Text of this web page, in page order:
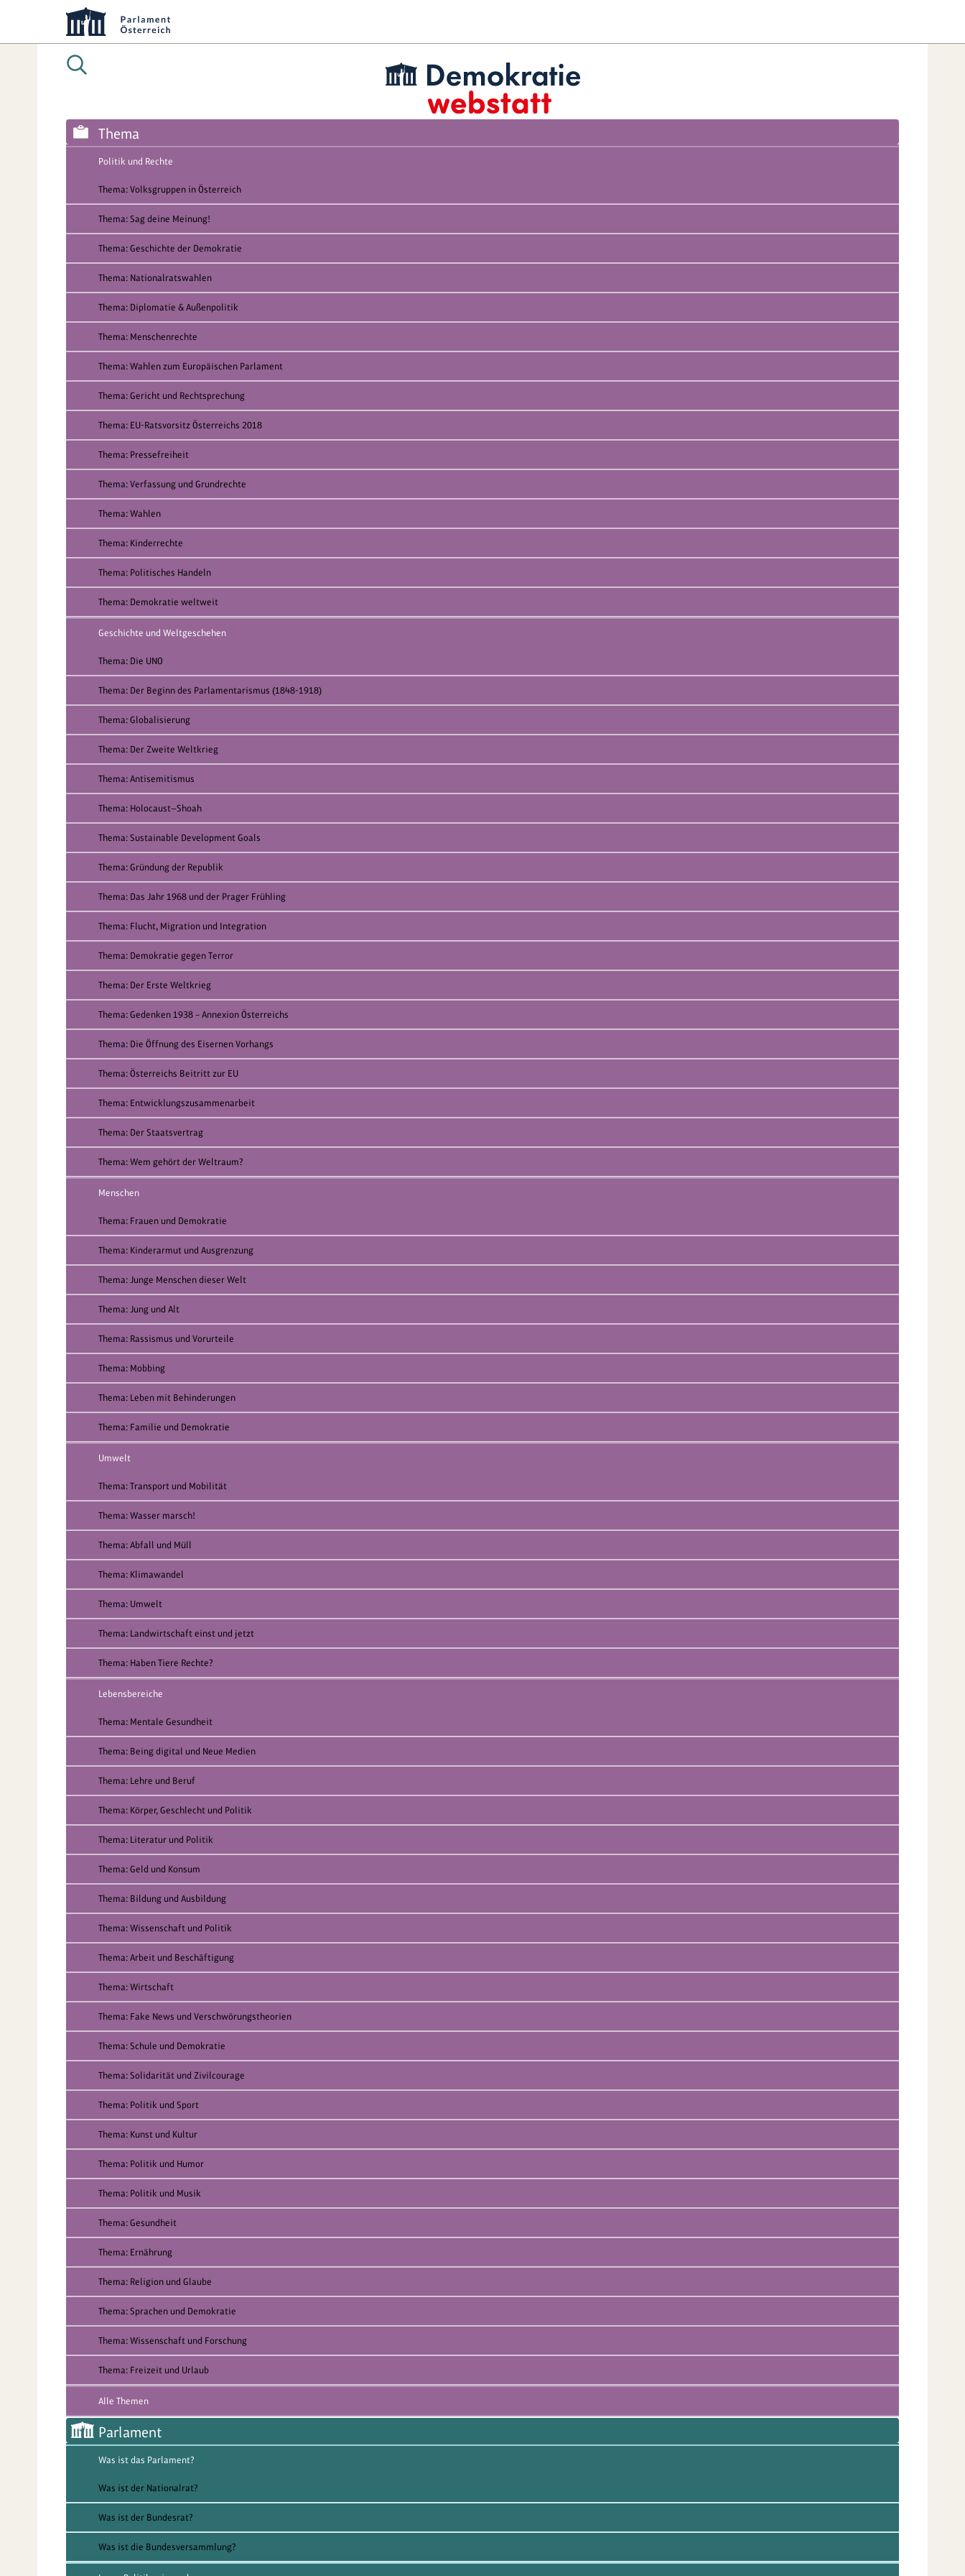
Thema
Politik und Rechte
Thema: Volksgruppen in Österreich
Thema: Sag deine Meinung!
Thema: Geschichte der Demokratie
Thema: Nationalratswahlen
Thema: Diplomatie & Außenpolitik
Thema: Menschenrechte
Thema: Wahlen zum Europäischen Parlament
Thema: Gericht und Rechtsprechung
Thema: EU-Ratsvorsitz Österreichs 2018
Thema: Pressefreiheit
Thema: Verfassung und Grundrechte
Thema: Wahlen
Thema: Kinderrechte
Thema: Politisches Handeln
Thema: Demokratie weltweit
Geschichte und Weltgeschehen
Thema: Die UNO
Thema: Der Beginn des Parlamentarismus (1848-1918)
Thema: Globalisierung
Thema: Der Zweite Weltkrieg
Thema: Antisemitismus
Thema: Holocaust—Shoah
Thema: Sustainable Development Goals
Thema: Gründung der Republik
Thema: Das Jahr 1968 und der Prager Frühling
Thema: Flucht, Migration und Integration
Thema: Demokratie gegen Terror
Thema: Der Erste Weltkrieg
Thema: Gedenken 1938 – Annexion Österreichs
Thema: Die Öffnung des Eisernen Vorhangs
Thema: Österreichs Beitritt zur EU
Thema: Entwicklungszusammenarbeit
Thema: Der Staatsvertrag
Thema: Wem gehört der Weltraum?
Menschen
Thema: Frauen und Demokratie
Thema: Kinderarmut und Ausgrenzung
Thema: Junge Menschen dieser Welt
Thema: Jung und Alt
Thema: Rassismus und Vorurteile
Thema: Mobbing
Thema: Leben mit Behinderungen
Thema: Familie und Demokratie
Umwelt
Thema: Transport und Mobilität
Thema: Wasser marsch!
Thema: Abfall und Müll
Thema: Klimawandel
Thema: Umwelt
Thema: Landwirtschaft einst und jetzt
Thema: Haben Tiere Rechte?
Lebensbereiche
Thema: Mentale Gesundheit
Thema: Being digital und Neue Medien
Thema: Lehre und Beruf
Thema: Körper, Geschlecht und Politik
Thema: Literatur und Politik
Thema: Geld und Konsum
Thema: Bildung und Ausbildung
Thema: Wissenschaft und Politik
Thema: Arbeit und Beschäftigung
Thema: Wirtschaft
Thema: Fake News und Verschwörungstheorien
Thema: Schule und Demokratie
Thema: Solidarität und Zivilcourage
Thema: Politik und Sport
Thema: Kunst und Kultur
Thema: Politik und Humor
Thema: Politik und Musik
Thema: Gesundheit
Thema: Ernährung
Thema: Religion und Glaube
Thema: Sprachen und Demokratie
Thema: Wissenschaft und Forschung
Thema: Freizeit und Urlaub
Alle Themen
Parlament
Was ist das Parlament?
Was ist der Nationalrat?
Was ist der Bundesrat?
Was ist die Bundesversammlung?